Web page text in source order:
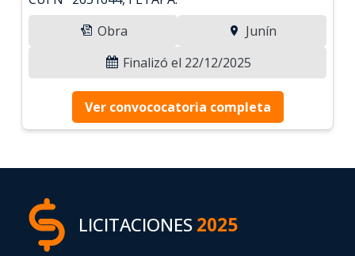
Obra
Junín
Finalizó el 22/12/2025
Ver convococatoria completa
LICITACIONES2025